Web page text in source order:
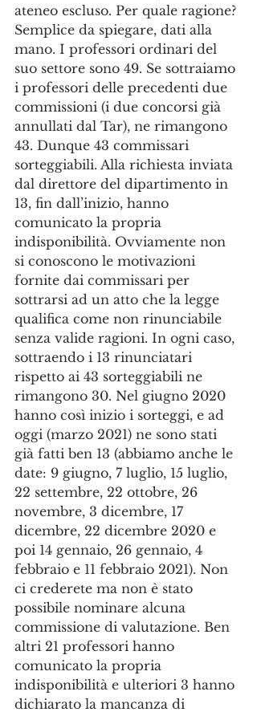
ateneo escluso. Per quale ragione?
Semplice da spiegare, dati alla
mano. I professori ordinari del
suo settore sono 49. Se sottraiamo
i professori delle precedenti due
commissioni (i due concorsi già
annullati dal Tar), ne rimangono
43. Dunque 43 commissari
sorteggiabili. Alla richiesta inviata
dal direttore del dipartimento in
13, fin dall’inizio, hanno
comunicato la propria
indisponibilità. Ovviamente non
si conoscono le motivazioni
fornite dai commissari per
sottrarsi ad un atto che la legge
qualifica come non rinunciabile
senza valide ragioni. In ogni caso,
sottraendo i 13 rinunciatari
rispetto ai 43 sorteggiabili ne
rimangono 30. Nel giugno 2020
hanno così inizio i sorteggi, e ad
oggi (marzo 2021) ne sono stati
già fatti ben 13 (abbiamo anche le
date: 9 giugno, 7 luglio, 15 luglio,
22 settembre, 22 ottobre, 26
novembre, 3 dicembre, 17
dicembre, 22 dicembre 2020 e
poi 14 gennaio, 26 gennaio, 4
febbraio e 11 febbraio 2021). Non
ci crederete ma non è stato
possibile nominare alcuna
commissione di valutazione. Ben
altri 21 professori hanno
comunicato la propria
indisponibilità e ulteriori 3 hanno
dichiarato la mancanza di